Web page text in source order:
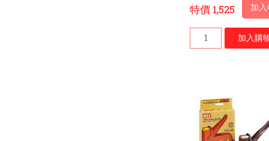
特價 1,525 加
加入購